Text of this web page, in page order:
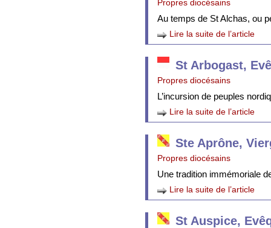
Propres diocésains
Au temps de St Alchas, ou
Lire la suite de l’article
St Arbogast,
Propres diocésains
L’incursion de peuples
Lire la suite de l’article
Ste Aprône,
Propres diocésains
Une tradition immémoriale
Lire la suite de l’article
St Auspice,